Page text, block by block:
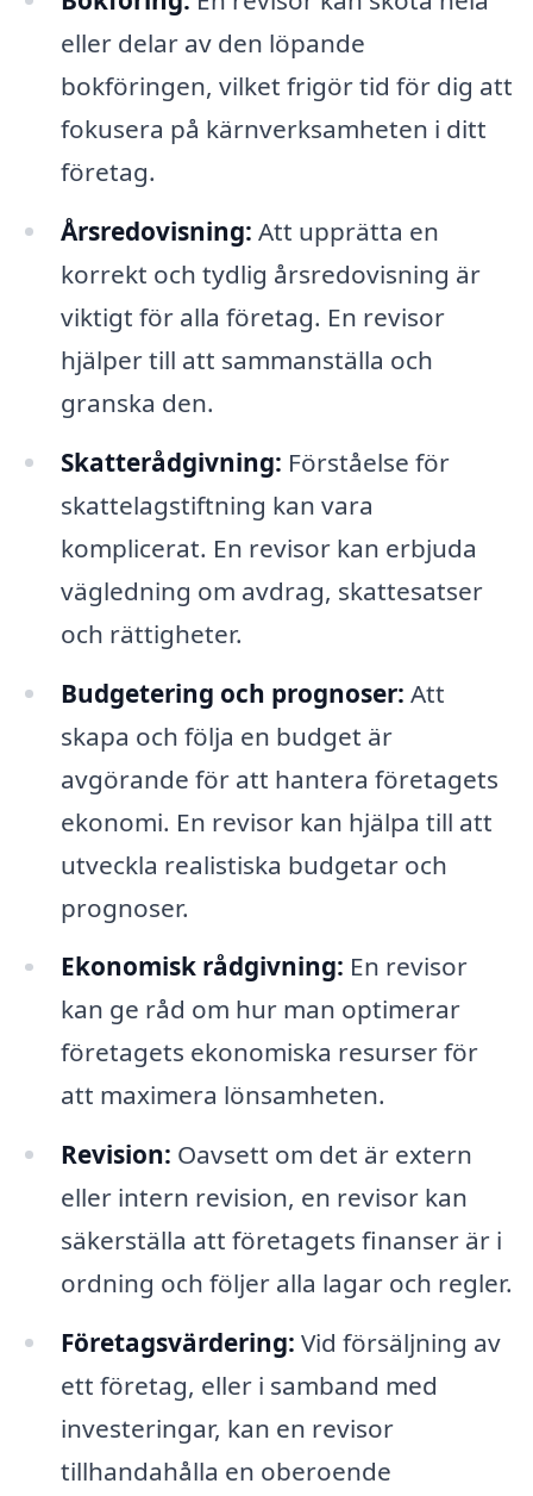
eller delar av den löpande
bokföringen, vilket frigör tid för dig att
fokusera på kärnverksamheten i ditt
företag.
Årsredovisning: Att upprätta en
korrekt och tydlig årsredovisning är
viktigt för alla företag. En revisor
hjälper till att sammanställa och
granska den.
Skatterådgivning: Förståelse för
skattelagstiftning kan vara
komplicerat. En revisor kan erbjuda
vägledning om avdrag, skattesatser
och rättigheter.
Budgetering och prognoser: Att
skapa och följa en budget är
avgörande för att hantera företagets
ekonomi. En revisor kan hjälpa till att
utveckla realistiska budgetar och
prognoser.
Ekonomisk rådgivning: En revisor
kan ge råd om hur man optimerar
företagets ekonomiska resurser för
att maximera lönsamheten.
Revision: Oavsett om det är extern
eller intern revision, en revisor kan
säkerställa att företagets finanser är i
ordning och följer alla lagar och regler.
Företagsvärdering: Vid försäljning av
ett företag, eller i samband med
investeringar, kan en revisor
tillhandahålla en oberoende